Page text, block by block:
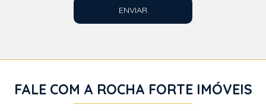
ENVIAR
FALE COM A ROCHA FORTE IMÓVEIS